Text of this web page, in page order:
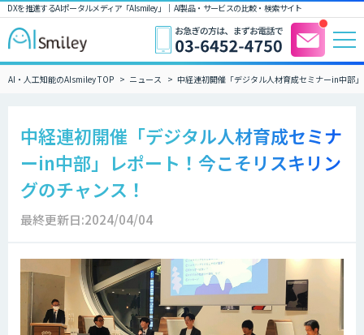
DXを推進するAIポータルメディア「AIsmiley」｜ AI製品・サービスの比較・検索サイト
AI・人工知能のAIsmiley TOP ニュース 中経連初開催「デジタル人材育成セミナーin中部
中経連初開催「デジタル人材育成セミナ
ーin中部」レポート！今こそリスキリン
グのチャンス！
最終更新日:2024/04/04